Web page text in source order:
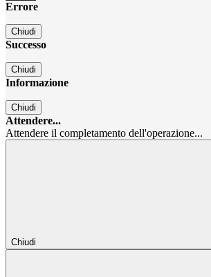
Errore
Chiudi
Successo
Chiudi
Informazione
Chiudi
Attendere...
Attendere il completamento dell'operazione...
Chiudi